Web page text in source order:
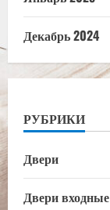
Декабрь 2024
РУБРИКИ
Двери
Двери входные